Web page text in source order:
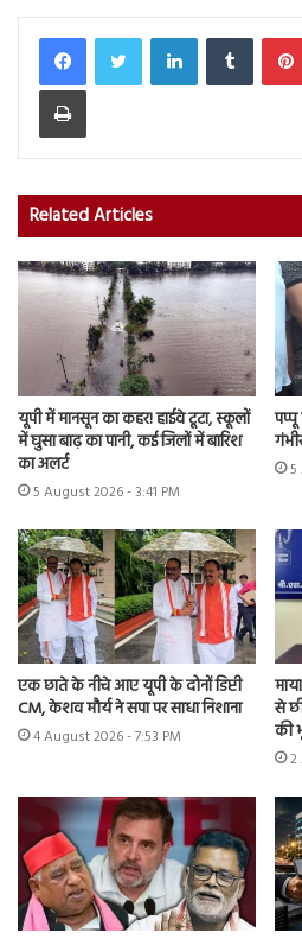
LinkedInTumblr
Print
Related Articles
यूपी में मानसून का कहर! हाईवे टूटा, स्कूलों
में घुसा बाढ़ का पानी, कई जिलों में बारिश
का अलर्ट
5 August 2026 - 3:41 PM
5
एक छाते के नीचे आए यूपी के दोनों डिप्टी
CM, केशव मौर्य ने सपा पर साधा निशाना
4 August 2026 - 7:53 PM
से
की
2